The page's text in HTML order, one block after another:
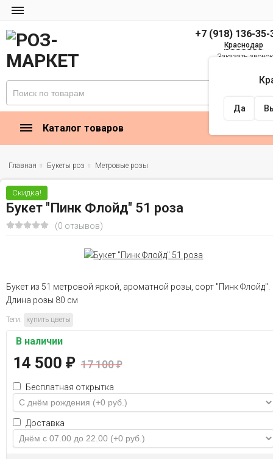
+7 (918) 136-35-
Краснодар
Да
Заказать звонок
Каталог товаров
Главная Букеты роз Метровые розы
Скидка!
Букет "Пинк Флойд" 51 роза
(0 отзывов)
Букет из 51 метровой яркой, ароматной розы, сорт "Пинк Флойд".
Длина розы 80 см
Теги: купить цветы
В наличии
14 500 ₽ 17 100₽
Бесплатная открытка
Доставка